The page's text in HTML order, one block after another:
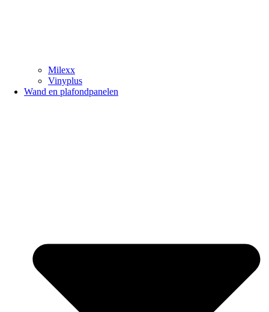
Milexx
Vinyplus
Wand en plafondpanelen